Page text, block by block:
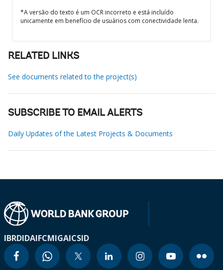
*A versão do texto é um OCR incorreto e está incluído
unicamente em benefício de usuários com conectividade lenta.
RELATED LINKS
See documents related to the project(s)
SUBSCRIBE TO EMAIL ALERTS
Daily Updates of the Latest Projects & Documents
IBRDIDAIFCMIGAICSID